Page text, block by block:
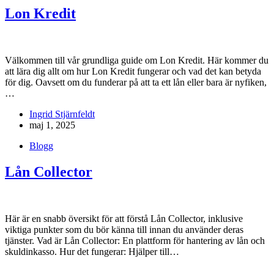
Lon Kredit
Välkommen till vår grundliga guide om Lon Kredit. Här kommer du
att lära dig allt om hur Lon Kredit fungerar och vad det kan betyda
för dig. Oavsett om du funderar på att ta ett lån eller bara är nyfiken,
…
Ingrid Stjärnfeldt
maj 1, 2025
Blogg
Lån Collector
Här är en snabb översikt för att förstå Lån Collector, inklusive
viktiga punkter som du bör känna till innan du använder deras
tjänster. Vad är Lån Collector: En plattform för hantering av lån och
skuldinkasso. Hur det fungerar: Hjälper till…